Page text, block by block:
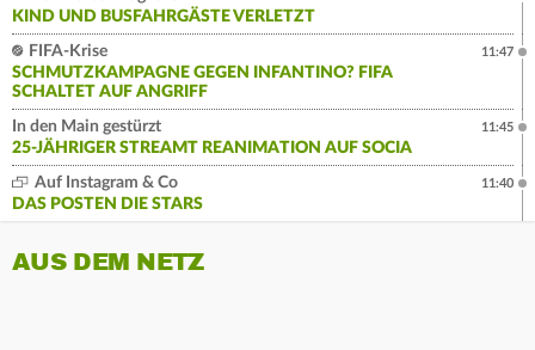
KIND UND BUSFAHRGÄSTE VERLETZT
FIFA-Krise
SCHMUTZKAMPAGNE GEGEN INFANTINO? FIFA
SCHALTET AUF ANGRIFF
11:47
In den Main gestürzt
25-JÄHRIGER STREAMT REANIMATION AUF SOCIA
11:45
Auf Instagram & Co
DAS POSTEN DIE STARS
11:40
AUS DEM NETZ